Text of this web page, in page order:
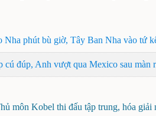
Nha phút bù giờ, Tây Ban Nha vào tứ
cú đúp, Anh vượt qua Mexico sau màn
môn Kobel thi đấu tập trung, hóa